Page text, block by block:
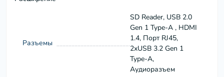
Разъемы
SD Reader, USB 2.0
Gen 1 Type-A , HDMI
1.4, Порт RJ45,
2xUSB 3.2 Gen 1
Type-A,
Аудиоразъем